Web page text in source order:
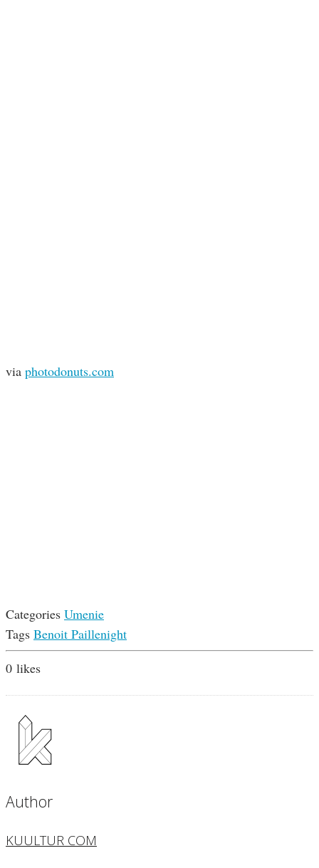
via photodonuts.com
Categories Umenie
Tags Benoit Paillenight
0 likes
Author
KUULTUR COM